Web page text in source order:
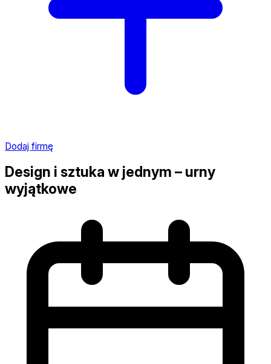
Dodaj firmę
Design i sztuka w jednym – urny
wyjątkowe